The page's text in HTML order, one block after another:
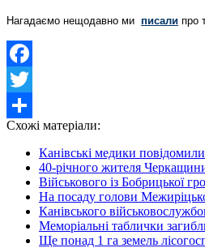
Нагадаємо нещодавно ми писали про
Facebook
Twitter
Share
Схожі матеріали:
Канівські медики
40-річного жителя
Військового із Бобрицької
На посаду голови
Канівського
Меморіальні таблички
Ще понад 1 га земель